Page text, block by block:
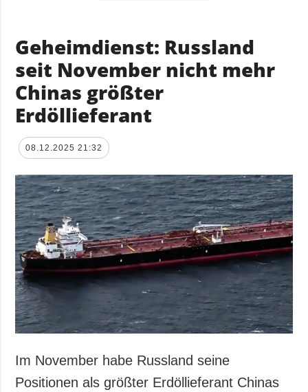
Geheimdienst: Russland
seit November nicht mehr
Chinas größter
Erdöllieferant
08.12.2025 21:32
Im November habe Russland seine
Positionen als größter Erdöllieferant Chinas